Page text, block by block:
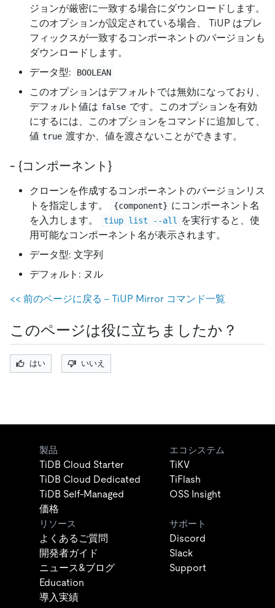
ジョンが厳密に一致する場合にダウンロードします。
このオプションが設定されている場合、 TiUP はプレ
フィックスが一致するコンポーネントのバージョンも
ダウンロードします。
データ型:
BOOLEAN
このオプションはデフォルトでは無効になっており、
デフォルト値は false です。このオプションを有効
にするには、このオプションをコマンドに追加して、
値 true 渡すか、値を渡さないことができます。
- {コンポーネント}
クローンを作成するコンポーネントのバージョンリス
トを指定します。
{component} にコンポーネント名
を入力します。
tiup list --all
を実行すると、使
用可能なコンポーネント名が表示されます。
データ型: 文字列
デフォルト: ヌル
<< 前のページに戻る - TiUP Mirror コマンド一覧
このページは役に立ちましたか？
はい いいえ
製品
TiDB Cloud Starter
TiDB Cloud Dedicated
TiDB Self-Managed
価格
エコシステム
TiKV
TiFlash
OSS Insight
リソース
よくあるご質問
開発者ガイド
ニュース&ブログ
Education
導入実績
サポート
Discord
Slack
Support